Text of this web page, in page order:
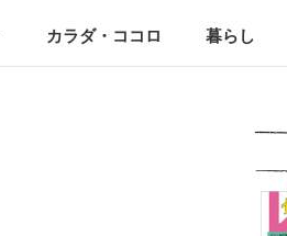
カラダ・ココロ 暮らし